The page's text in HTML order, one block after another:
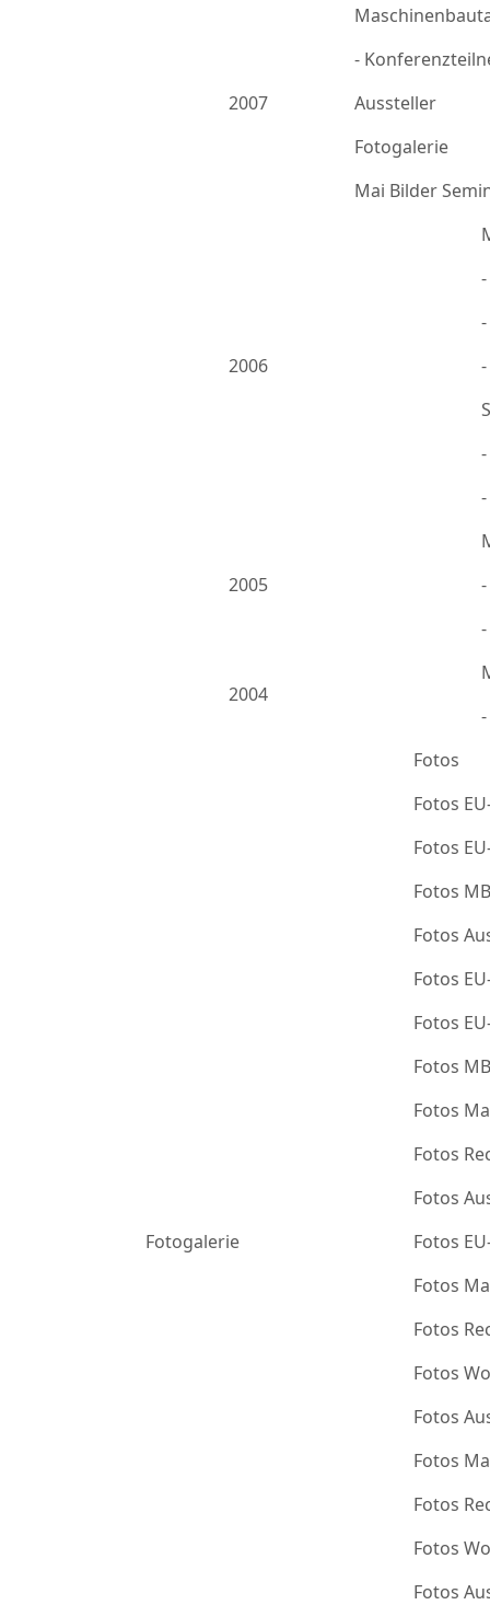
2007
-
Aussteller
Fotogalerie
Mai Bilder
2006
2005
2004
Fotogalerie
Fotos
Fotos
Fotos
Fotos
Fotos
Fotos
Fotos
Fotos
Fotos
Fotos
Fotos
Fotos
Fotos
Fotos
Fotos
Fotos
Fotos
Fotos
Fotos
Fotos